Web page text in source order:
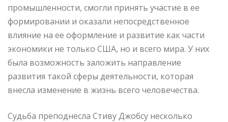
промышленности, смогли принять участие в ее
формировании и оказали непосредственное
влияние на ее оформление и развитие как части
экономики не только США, но и всего мира. У них
была возможность заложить направление
развития такой сферы деятельности, которая
внесла изменение в жизнь всего человечества.
Судьба преподнесла Стиву Джобсу несколько